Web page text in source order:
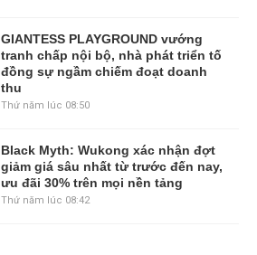
GIANTESS PLAYGROUND vướng
tranh chấp nội bộ, nhà phát triển tố
đồng sự ngầm chiếm đoạt doanh
thu
Thứ năm lúc 08:50
Black Myth: Wukong xác nhận đợt
giảm giá sâu nhất từ trước đến nay,
ưu đãi 30% trên mọi nền tảng
Thứ năm lúc 08:42